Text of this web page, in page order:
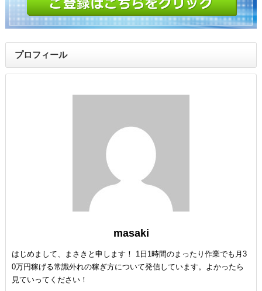
プロフィール
masaki
はじめまして、まさきと申します！ 1日1時間のまったり作業でも月3
0万円稼げる常識外れの稼ぎ方について発信しています。よかったら
見ていってください！